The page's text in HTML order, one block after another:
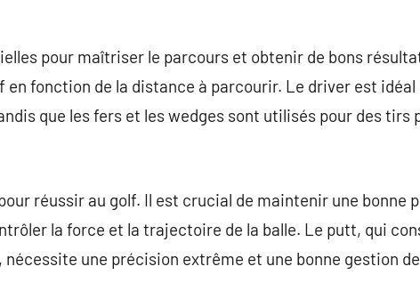
pour maîtriser le parcours et obtenir de bons
fonction de la distance à parcourir. Le driver est idéal
que les fers et les wedges sont utilisés pour des tirs
réussir au golf. Il est crucial de maintenir une bonne
la force et la trajectoire de la balle. Le putt, qui
une précision extrême et une bonne gestion